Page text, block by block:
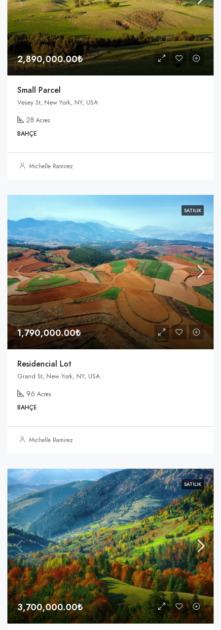
2,890,000.00₺
Small Parcel
Vesey St, New York, NY, USA
28 Acres
BAHÇE
Michelle Ramirez
SATILIK
1,790,000.00₺
Residencial Lot
Grand St, New York, NY, USA
96 Acres
BAHÇE
Michelle Ramirez
SATILIK
3,700,000.00₺